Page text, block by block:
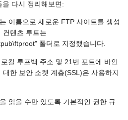
다시 정리해보면:
이름으로 새로운 FTP 사이트를 생성
컨텐츠 루트는
폴더로 지정했습니다.
컬 루프백 주소 및 21번 포트에 바인
대한 보안 소켓 계층(SSL)은 사용하지
읽을 수만 있도록 기본적인 권한 규